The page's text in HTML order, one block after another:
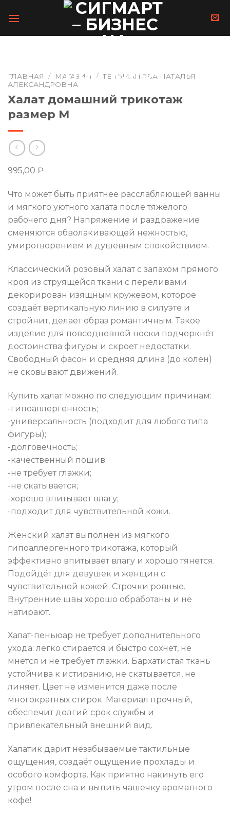
ГЛАВНАЯ / МАГАЗИН / ТЕЛЬМАНОВА НАТАЛЬЯ
АЛЕКСАНДРОВНА
Халат домашний трикотаж
размер M
995,00 ₽
Что может быть приятнее расслабляющей ванны
и мягкого уютного халата после тяжёлого
рабочего дня? Напряжение и раздражение
сменяются обволакивающей нежностью,
умиротворением и душевным спокойствием.
Классический розовый халат с запахом прямого
кроя из струящейся ткани с переливами
декорирован изящным кружевом, которое
создаёт вертикальную линию в силуэте и
стройнит, делает образ романтичным. Такое
изделие для повседневной носки подчеркнёт
достоинства фигуры и скроет недостатки.
Свободный фасон и средняя длина (до колен)
не сковывают движений.
Купить халат можно по следующим причинам:
-гипоаллергенность;
-универсальность (подходит для любого типа
фигуры);
-долговечность;
-качественный пошив;
-не требует глажки;
-не скатывается;
-хорошо впитывает влагу;
-подходит для чувствительной кожи.
Женский халат выполнен из мягкого
гипоаллергенного трикотажа, который
эффективно впитывает влагу и хорошо тянется.
Подойдёт для девушек и женщин с
чувствительной кожей. Строчки ровные.
Внутренние швы хорошо обработаны и не
натирают.
Халат-пеньюар не требует дополнительного
ухода: легко стирается и быстро сохнет, не
мнётся и не требует глажки. Бархатистая ткань
устойчива к истиранию, не скатывается, не
линяет. Цвет не изменится даже после
многократных стирок. Материал прочный,
обеспечит долгий срок службы и
привлекательный внешний вид.
Халатик дарит незабываемые тактильные
ощущения, создаёт ощущение прохлады и
особого комфорта. Как приятно накинуть его
утром после сна и выпить чашечку ароматного
кофе!